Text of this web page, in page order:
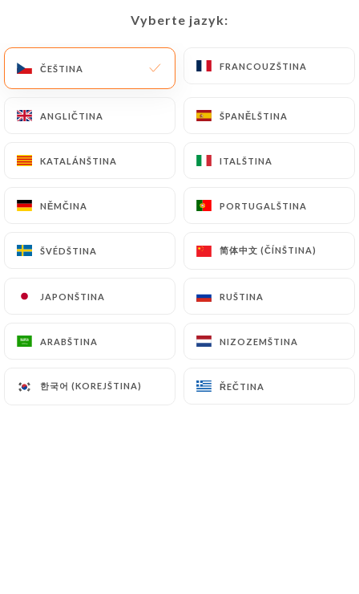
Vyberte jazyk:
ČEŠTINA FRANCOUZŠTINA
ANGLIČTINA ŠPANĚLŠTINA
KATALÁNŠTINA ITALŠTINA
NĚMČINA PORTUGALŠTINA
ŠVÉDŠTINA 简体中文 (ČÍNŠTINA)
JAPONŠTINA RUŠTINA
ARABŠTINA NIZOZEMŠTINA
한국어 (KOREJŠTINA) ŘEČTINA
Thaï Royal
97 Avenue d'Ivry
Vyberte jazyk:
ČEŠTINA FRANCOUZŠTINA
ANGLIČTINA ŠPANĚLŠTINA
KATALÁNŠTINA ITALŠTINA
NĚMČINA PORTUGALŠTINA
ŠVÉDŠTINA 简体中文 (ČÍNŠTINA)
JAPONŠTINA RUŠTINA
ARABŠTINA NIZOZEMŠTINA
한국어 (KOREJŠTINA) ŘEČTINA